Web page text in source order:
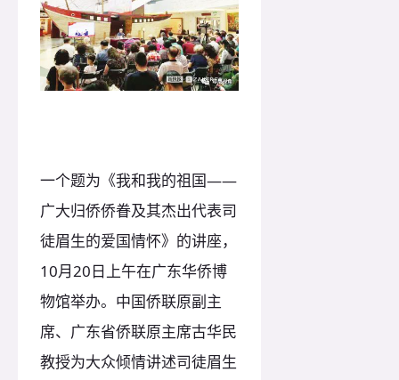
一个题为《我和我的祖国——
广大归侨侨眷及其杰出代表司
徒眉生的爱国情怀》的讲座，
10月20日上午在广东华侨博
物馆举办。中国侨联原副主
席、广东省侨联原主席古华民
教授为大众倾情讲述司徒眉生